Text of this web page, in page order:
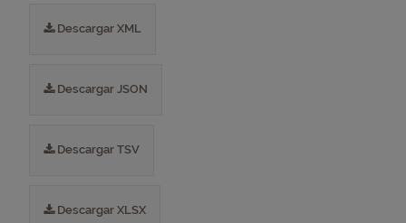
Descargar XML
Descargar JSON
Descargar TSV
Descargar XLSX